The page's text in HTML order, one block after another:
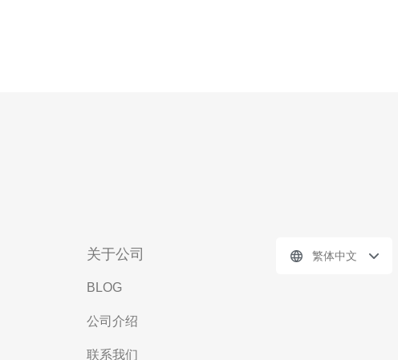
关于公司
BLOG
公司介绍
联系我们
繁体中文